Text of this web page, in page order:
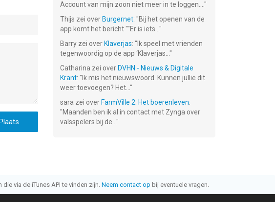
Account van mijn zoon niet meer in te loggen.... "
Thijs zei over Burgernet: "Bij het openen van de
app komt het bericht ""Er is iets... "
Barry zei over Klaverjas: " Ik speel met vrienden
tegenwoordig op de app ‘Klaverjas... "
Catharina zei over DVHN - Nieuws & Digitale
Krant: " Ik mis het nieuwswoord. Kunnen jullie dit
weer toevoegen? Het... "
sara zei over FarmVille 2: Het boerenleven:
"Maanden ben ik al in contact met Zynga over
valsspelers bij de... "
via de iTunes API te vinden zijn. Neem contact op bij eventuele vragen.